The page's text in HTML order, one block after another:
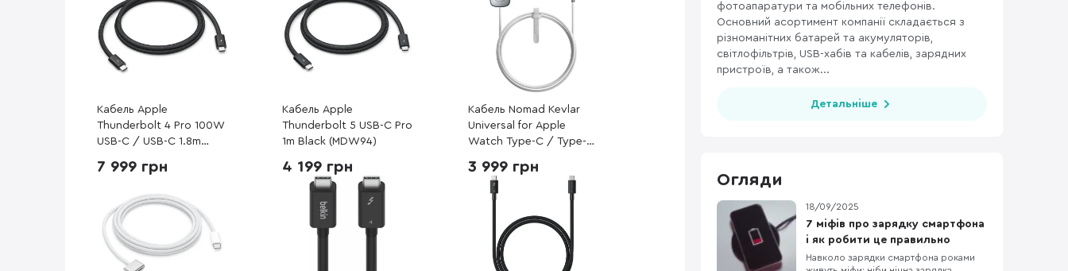
Кабель Apple
Thunderbolt 4 Pro 100W
USB-C / USB-C 1.8m
7 999 грн
Кабель Apple
Thunderbolt 5 USB-C Pro
1m Black (MDW94)
4 199 грн
Кабель Nomad Kevlar
Universal for Apple
Watch Type-C / Type-C
(NM014667858)
3 999 грн
фотоапаратури та мобільних телефонів.
Основний асортимент компанії складається з
різноманітних батарей та акумуляторів,
світлофільтрів, USB-хабів та кабелів, зарядних
пристроїв, а також...
Детальніше
Огляди
18/09/2025
7 міфів про зарядку смартфона
і як робити це правильно
Навколо зарядки смартфона роками